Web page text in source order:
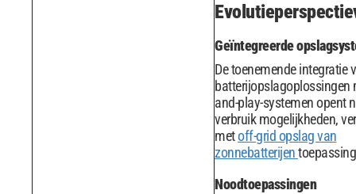
Geïntegreerde
De toenemende integratie
batterijopslagoplossingen
and-play-systemen opent
verbruik mogelijkheden,
metoff-grid opslag van
zonnebatterijen
Noodtoepassingen